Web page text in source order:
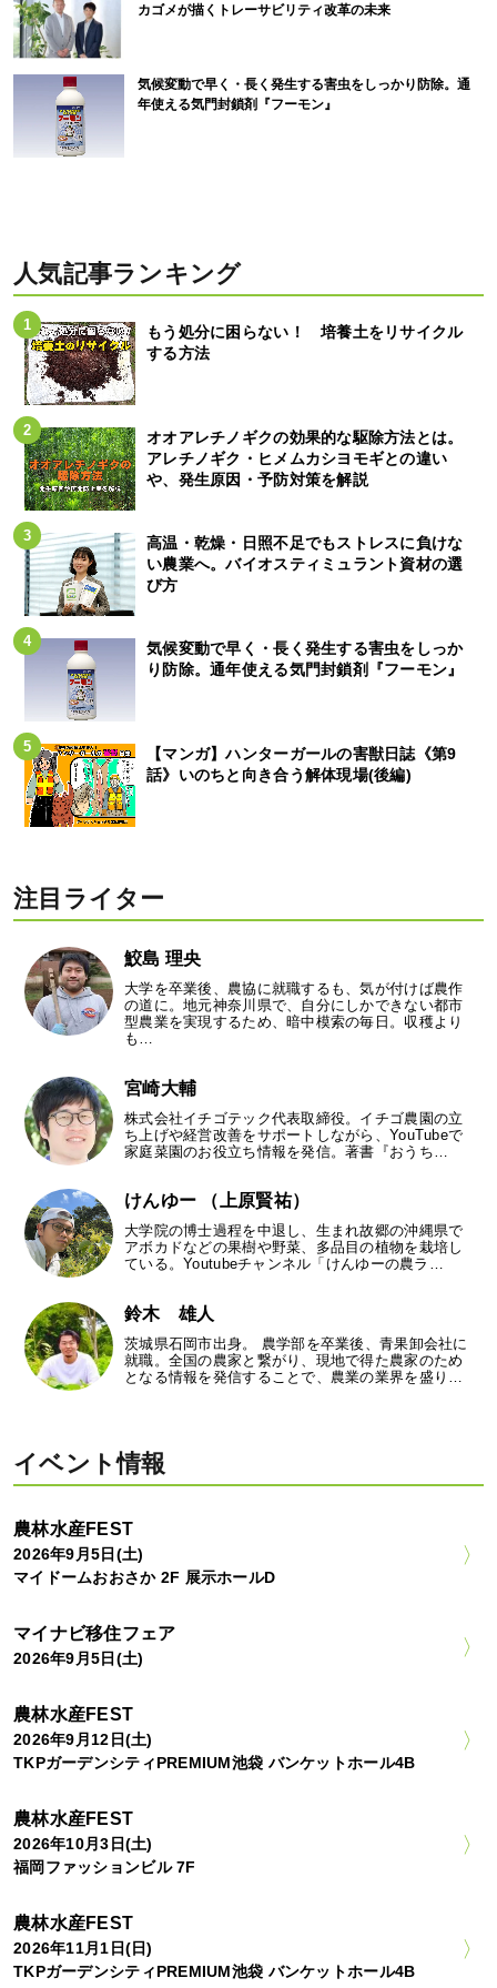
カゴメが描くトレーサビリティ改革の未来
気候変動で早く・長く発生する害虫をしっかり防除。通
年使える気門封鎖剤『フーモン』
人気記事ランキング
もう処分に困らない！ 培養土をリサイクル
する方法
オオアレチノギクの効果的な駆除方法とは。
アレチノギク・ヒメムカシヨモギとの違い
や、発生原因・予防対策を解説
高温・乾燥・日照不足でもストレスに負けな
い農業へ。バイオスティミュラント資材の選
び方
気候変動で早く・長く発生する害虫をしっか
り防除。通年使える気門封鎖剤『フーモン』
【マンガ】ハンターガールの害獣日誌《第9
話》いのちと向き合う解体現場(後編)
注目ライター
鮫島 理央
大学を卒業後、農協に就職するも、気が付けば農作
の道に。地元神奈川県で、自分にしかできない都市
型農業を実現するため、暗中模索の毎日。収穫より
も…
宮崎大輔
株式会社イチゴテック代表取締役。イチゴ農園の立
ち上げや経営改善をサポートしながら、YouTubeで
家庭菜園のお役立ち情報を発信。著書『おうち…
けんゆー （上原賢祐）
大学院の博士過程を中退し、生まれ故郷の沖縄県で
アボカドなどの果樹や野菜、多品目の植物を栽培し
ている。Youtubeチャンネル「けんゆーの農ラ…
鈴木 雄人
茨城県石岡市出身。 農学部を卒業後、青果卸会社に
就職。全国の農家と繋がり、現地で得た農家のため
となる情報を発信することで、農業の業界を盛り…
イベント情報
農林水産FEST
2026年9月5日(土)
マイドームおおさか 2F 展示ホールD
マイナビ移住フェア
2026年9月5日(土)
農林水産FEST
2026年9月12日(土)
TKPガーデンシティPREMIUM池袋 バンケットホール4B
農林水産FEST
2026年10月3日(土)
福岡ファッションビル 7F
農林水産FEST
2026年11月1日(日)
TKPガーデンシティPREMIUM池袋 バンケットホール4B